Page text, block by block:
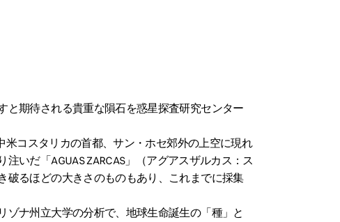
期待される貴重な隕石を惑星探査研究センター
コスタリカの首都、サン・ホセ郊外の上空に現れ
いだ「AGUAS ZARCAS」（アグアスザルカス：ス
るほどの大きさのものもあり、これまでに採集
ナ州立大学の分析で、地球生命誕生の「種」と